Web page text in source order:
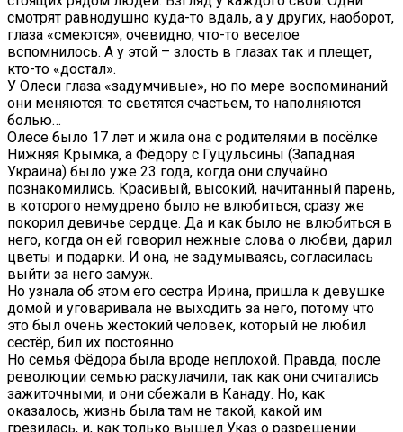
смотрят равнодушно куда-то вдаль, а у других, наоборот,
глаза «смеются», очевидно, что-то веселое
вспомнилось. А у этой – злость в глазах так и плещет,
кто-то «достал».
У Олеси глаза «задумчивые», но по мере воспоминаний
они меняются: то светятся счастьем, то наполняются
болью…
Олесе было 17 лет и жила она с родителями в посёлке
Нижняя Крымка, а Фёдору с Гуцульсины (Западная
Украина) было уже 23 года, когда они случайно
познакомились. Красивый, высокий, начитанный парень,
в которого немудрено было не влюбиться, сразу же
покорил девичье сердце. Да и как было не влюбиться в
него, когда он ей говорил нежные слова о любви, дарил
цветы и подарки. И она, не задумываясь, согласилась
выйти за него замуж.
Но узнала об этом его сестра Ирина, пришла к девушке
домой и уговаривала не выходить за него, потому что
это был очень жестокий человек, который не любил
сестёр, бил их постоянно.
Но семья Фёдора была вроде неплохой. Правда, после
революции семью раскулачили, так как они считались
зажиточными, и они сбежали в Канаду. Но, как
оказалось, жизнь была там не такой, какой им
грезилась, и, как только вышел Указ о разрешении